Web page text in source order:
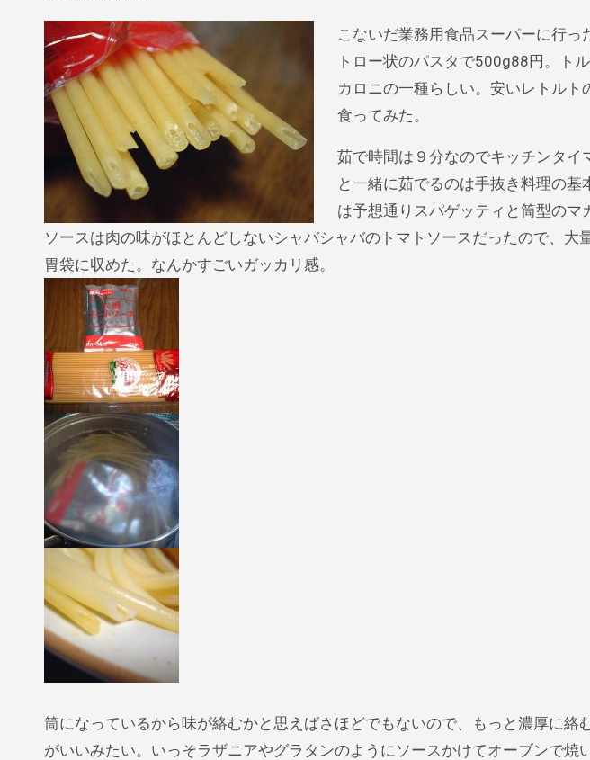
こないだ業務用食品スーパーに行
トロー状のパスタで500g88円。ト
カロニの一種らしい。安いレトル
食ってみた。
茹で時間は９分なのでキッチンタイ
と一緒に茹でるのは手抜き料理の
は予想通りスパゲッティと筒型のマ
ソースは肉の味がほとんどしないシャバシャバのトマトソースだったので、大
胃袋に収めた。なんかすごいガッカリ感。
筒になっているから味が絡むかと思えばさほどでもないので、もっと濃厚に絡
がいいみたい。いっそラザニアやグラタンのようにソースかけてオーブンで焼